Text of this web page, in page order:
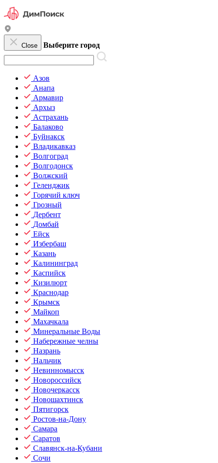
Close Выберите город
Азов
Анапа
Армавир
Архыз
Астрахань
Балаково
Буйнакск
Владикавказ
Волгоград
Волгодонск
Волжский
Геленджик
Горячий ключ
Грозный
Дербент
Домбай
Ейск
Избербаш
Казань
Калининград
Каспийск
Кизилюрт
Краснодар
Крымск
Майкоп
Махачкала
Минеральные Воды
Набережные челны
Назрань
Нальчик
Невинномысск
Новороссийск
Новочеркасск
Новошахтинск
Пятигорск
Ростов-на-Дону
Самара
Саратов
Славянск-на-Кубани
Сочи